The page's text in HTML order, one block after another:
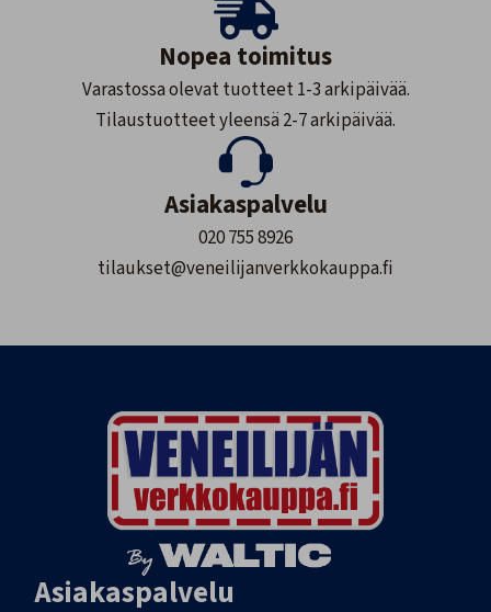
Nopea toimitus
Varastossa olevat tuotteet 1-3 arkipäivää.
Tilaustuotteet yleensä 2-7 arkipäivää.
Asiakaspalvelu
020 755 8926
tilaukset@veneilijanverkkokauppa.fi
Asiakaspalvelu